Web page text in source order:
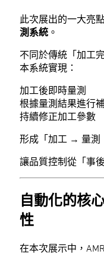
此次展出的一大亮
測系統 。
不同於傳統「加工
本系統實現：
加工後即時量測
根據量測結果進行
持續修正加工參數
形成「加工 → 量測
讓品質控制從「事
自動化的核
性
在本次展示中，